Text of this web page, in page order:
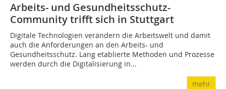
Arbeits- und Gesundheitsschutz-
Community trifft sich in Stuttgart
Digitale Technologien verändern die Arbeitswelt und damit
auch die Anforderungen an den Arbeits- und
Gesundheitsschutz. Lang etablierte Methoden und Prozesse
werden durch die Digitalisierung in...
mehr